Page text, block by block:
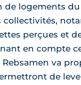
de logements
collectivités,
perçues et
en compte
va
de